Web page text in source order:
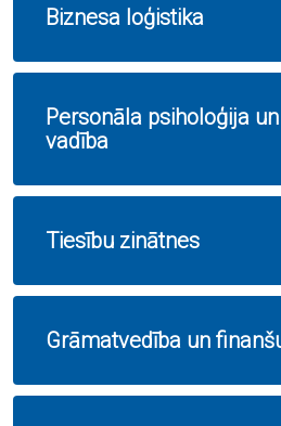
Biznesa loģistika
Personāla psiholoģija
vadība
Tiesību zinātnes
Grāmatvedība un